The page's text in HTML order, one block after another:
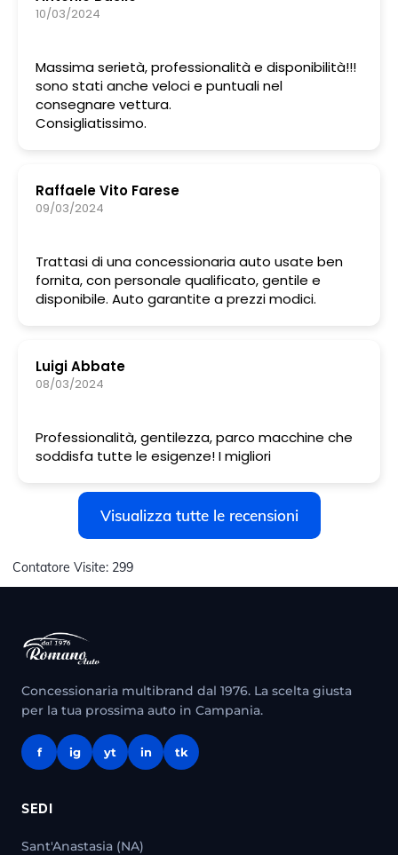
auto …. Grazia Pasquale ci rivediamo al prossimo
10/03/2024
Massima serietà, professionalità e disponibilità!!!
sono stati anche veloci e puntuali nel
consegnare vettura.
Consigliatissimo.
Raffaele Vito Farese
09/03/2024
Trattasi di una concessionaria auto usate ben
fornita, con personale qualificato, gentile e
disponibile. Auto garantite a prezzi modici.
Luigi Abbate
08/03/2024
Professionalità, gentilezza, parco macchine che
soddisfa tutte le esigenze! I migliori
Visualizza tutte le recensioni
Contatore Visite: 299
Concessionaria multibrand dal 1976. La scelta giusta
per la tua prossima auto in Campania.
f ig yt in tk
SEDI
Sant'Anastasia (NA)